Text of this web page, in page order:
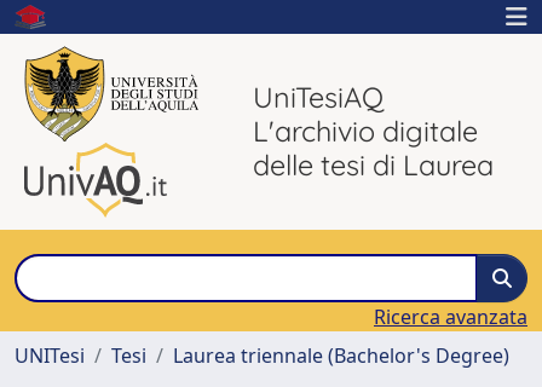
UniTesiAQ
L'archivio digitale
delle tesi di Laurea
Ricerca avanzata
UNITesi
Tesi Laurea triennale (Bachelor's Degree)